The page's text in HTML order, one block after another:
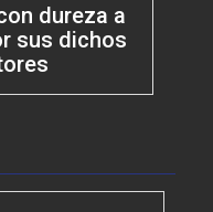
dureza a
sus dichos